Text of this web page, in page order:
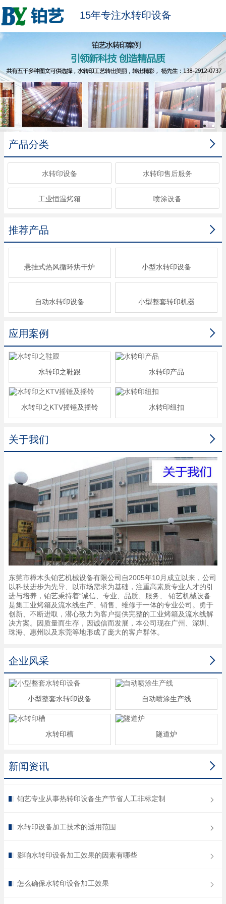
15年专注水转印设备

产品分类
水转印设备 水转印售后服务
工业恒温烤箱 喷涂设备

推荐产品
悬挂式热风循环烘干炉 小型水转印设备
自动水转印设备 小型整套转印机器

应用案例
水转印之鞋跟 水转印产品
水转印之KTV摇锤及摇铃 水转印纽扣

关于我们
东莞市樟木头铂艺机械设备有限公司自2005年10月成立以来，公司
以科技进步为先导、以市场需求为基础，注重高素质专业人才的引
进与培养，铂艺秉持着“诚信、专业、品质、服务、 铂艺机械设备
是集工业烤箱及流水线生产、销售、维修于一体的专业公司。勇于
创新、不断进取，潜心致力为客户提供完整的工业烤箱及流水线解
决方案。因质量而生存，因诚信而发展，本公司现在广州、深圳、
珠海、惠州以及东莞等地形成了庞大的客户群体。

企业风采
小型整套水转印设备 自动喷涂生产线
水转印槽 隧道炉

新闻资讯
铂艺专业从事热转印设备生产节省人工非标定制
水转印设备加工技术的适用范围
影响水转印设备加工效果的因素有哪些
怎么确保水转印设备加工效果